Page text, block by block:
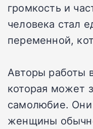
громкость и
человека стал
переменной,
Авторы работы
которая может
самолюбие. Они
женщины